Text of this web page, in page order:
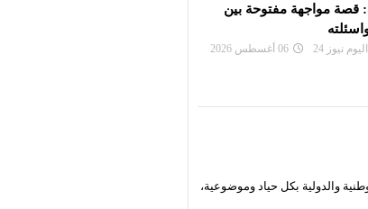
فينيزيانو الإيطالية.. عندما
إلى ذاكرة حية
نيوز 24 05 أغسطس 2026
والدولية بكل حياد وموضوعية،